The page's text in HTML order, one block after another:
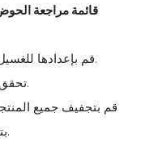
5. قائمة مراجعة
- قم بإعدادها للغسيل والشطف والتعقيم بالترتيب الصحيح.
- تحقق من درجة حرارة الماء وتركيز المطهر.
بتخزين المواد النظيفة في منطقة محمية.